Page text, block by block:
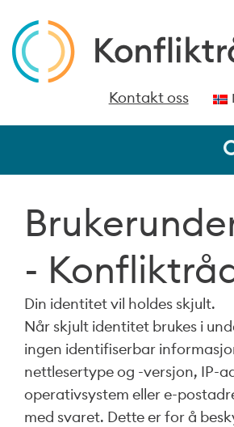
Kontakt oss
-
Din identitet vil holdes skjult.
Når skjult identitet brukes i
ingen identifiserbar
nettlesertype og -versjon, IP-
operativsystem eller e-
med svaret. Dette er for å